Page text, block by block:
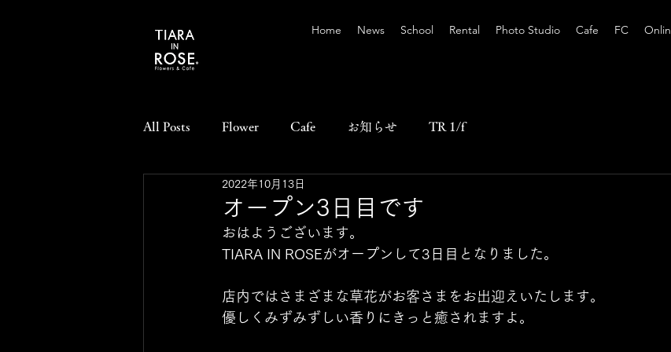
Home News School Rental Photo Studio Cafe FC
All Posts Flower Cafe お知らせ TR 1/f
オープン3日目です
2022年10月13日
おはようございます。
TIARA IN ROSEがオープンして3日目となりました。
店内ではさまざまな草花がお客さまをお出迎えいたします。
優しくみずみずしい香りにきっと癒されますよ。